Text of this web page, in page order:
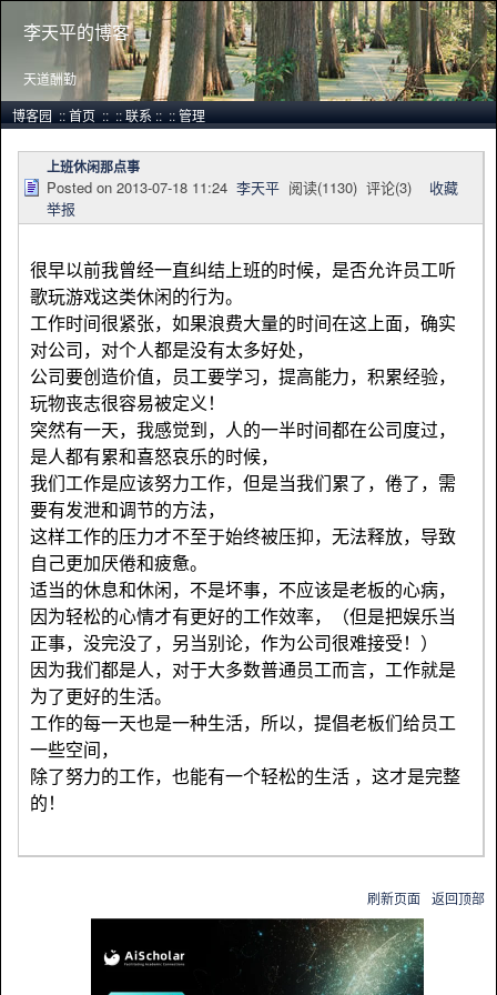
李天平的博客
天道酬勤
博客园::首页::::联系::::管理
上班休闲那点事
Posted on 2013-07-18 11:24 李天平 阅读(1130) 评论(3) 收藏
举报
很早以前我曾经一直纠结上班的时候，是否允许员工听
歌玩游戏这类休闲的行为。
工作时间很紧张，如果浪费大量的时间在这上面，确实
对公司，对个人都是没有太多好处，
公司要创造价值，员工要学习，提高能力，积累经验，
玩物丧志很容易被定义！
突然有一天，我感觉到，人的一半时间都在公司度过，
是人都有累和喜怒哀乐的时候，
我们工作是应该努力工作，但是当我们累了，倦了，需
要有发泄和调节的方法，
这样工作的压力才不至于始终被压抑，无法释放，导致
自己更加厌倦和疲惫。
适当的休息和休闲，不是坏事，不应该是老板的心病，
因为轻松的心情才有更好的工作效率，（但是把娱乐当
正事，没完没了，另当别论，作为公司很难接受！）
因为我们都是人，对于大多数普通员工而言，工作就是
为了更好的生活。
工作的每一天也是一种生活，所以，提倡老板们给员工
一些空间，
除了努力的工作，也能有一个轻松的生活 ，这才是完整
的！
刷新页面 返回顶部